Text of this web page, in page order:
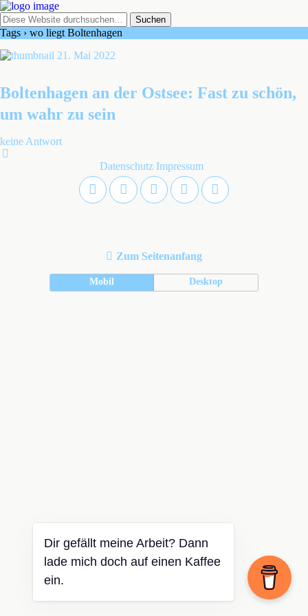
Tags › wo liegt Boltenhagen
21. Mai 2022
Boltenhagen an der Ostsee: Fast zu schön,
um wahr zu sein
keine Antwort
Datenschutz Impressum
Zum Seitenanfang
Mobil Desktop
Dir gefällt meine Arbeit? Dann
lade mich doch auf einen Kaffee
ein.